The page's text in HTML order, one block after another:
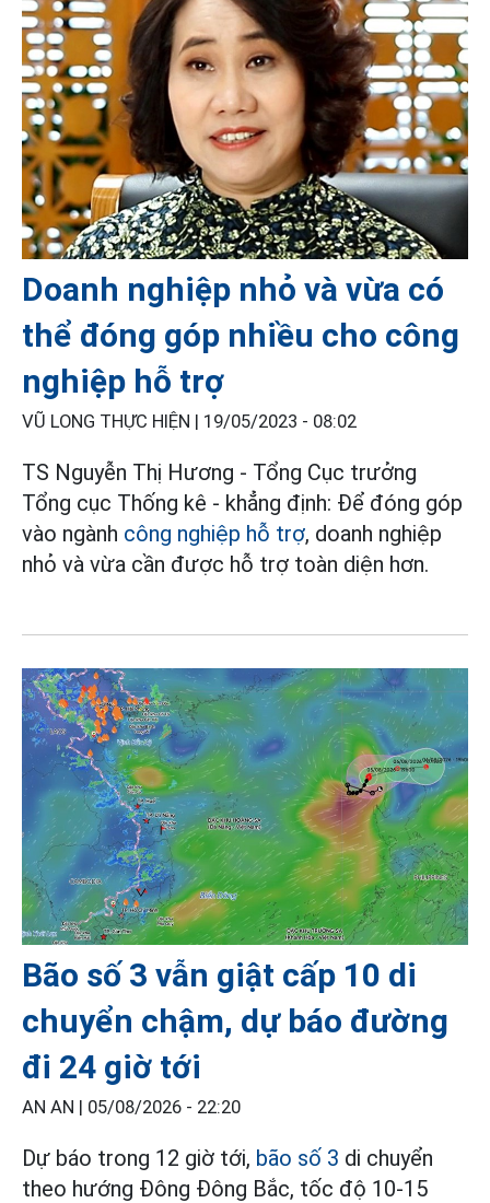
Doanh nghiệp nhỏ và vừa có
thể đóng góp nhiều cho công
nghiệp hỗ trợ
VŨ LONG THỰC HIỆN | 19/05/2023 - 08:02
TS Nguyễn Thị Hương - Tổng Cục trưởng
Tổng cục Thống kê - khẳng định: Để đóng góp
vào ngành công nghiệp hỗ trợ, doanh nghiệp
nhỏ và vừa cần được hỗ trợ toàn diện hơn.
Bão số 3 vẫn giật cấp 10 di
chuyển chậm, dự báo đường
đi 24 giờ tới
AN AN | 05/08/2026 - 22:20
Dự báo trong 12 giờ tới, bão số 3 di chuyển
theo hướng Đông Đông Bắc, tốc độ 10-15